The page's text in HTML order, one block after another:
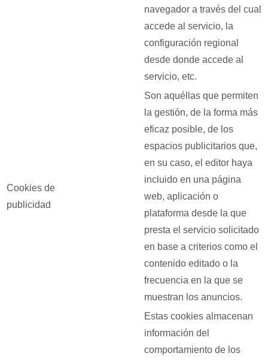
navegador a través del cual
accede al servicio, la
configuración regional
desde donde accede al
servicio, etc.
Cookies de
publicidad
Son aquéllas que permiten
la gestión, de la forma más
eficaz posible, de los
espacios publicitarios que,
en su caso, el editor haya
incluido en una página
web, aplicación o
plataforma desde la que
presta el servicio solicitado
en base a criterios como el
contenido editado o la
frecuencia en la que se
muestran los anuncios.
Estas cookies almacenan
información del
comportamiento de los